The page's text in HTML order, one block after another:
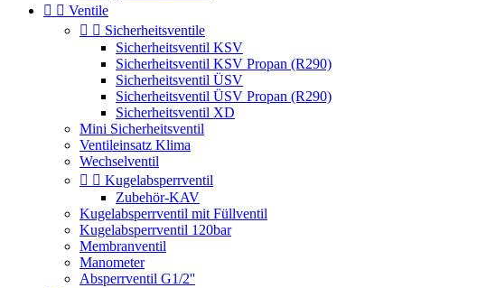
  Ventile
  Sicherheitsventile
Sicherheitsventil KSV
Sicherheitsventil KSV Propan (R290)
Sicherheitsventil ÜSV
Sicherheitsventil ÜSV Propan (R290)
Sicherheitsventil XD
Mini Sicherheitsventil
Ventileinsatz Klima
Wechselventil
  Kugelabsperrventil
Zubehör-KAV
Kugelabsperrventil mit Füllventil
Kugelabsperrventil 120bar
Membranventil
Manometer
Absperrventil G1/2''